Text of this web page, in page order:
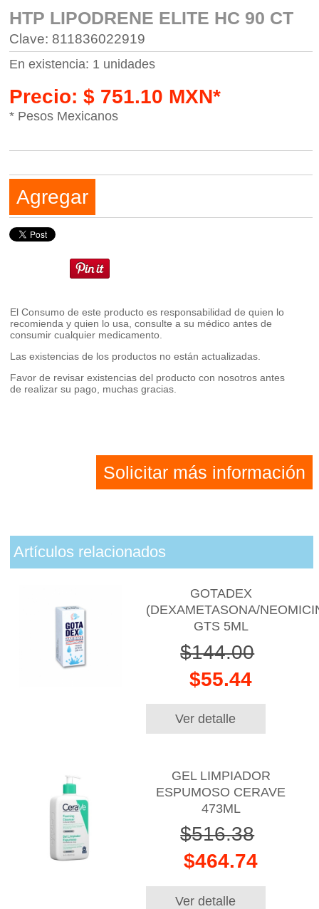
HTP LIPODRENE ELITE HC 90 CT
Clave: 811836022919
En existencia: 1 unidades
Precio: $ 751.10 MXN*
* Pesos Mexicanos
Agregar
El Consumo de este producto es responsabilidad de quien lo
recomienda y quien lo usa, consulte a su médico antes de
consumir cualquier medicamento.
Las existencias de los productos no están actualizadas.
Favor de revisar existencias del producto con nosotros antes
de realizar su pago, muchas gracias.
Solicitar más información
Artículos relacionados
GOTADEX
(DEXAMETASONA/
GTS 5ML
$144.00
$55.44
Ver detalle
GEL LIMPIADOR
ESPUMOSO CERAVE
473ML
$516.38
$464.74
Ver detalle